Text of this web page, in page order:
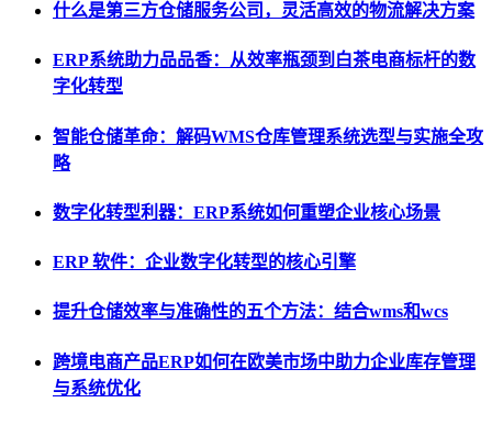
什么是第三方仓储服务公司，灵活高效的物流解决方案
ERP系统助力品品香：从效率瓶颈到白茶电商标杆的数
字化转型
智能仓储革命：解码WMS仓库管理系统选型与实施全攻
略
数字化转型利器：ERP系统如何重塑企业核心场景
ERP 软件：企业数字化转型的核心引擎
提升仓储效率与准确性的五个方法：结合wms和wcs
跨境电商产品ERP如何在欧美市场中助力企业库存管理
与系统优化